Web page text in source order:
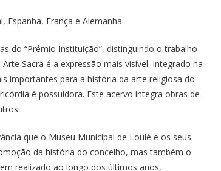
França e Alemanha.
do “Prémio Instituição”, distinguindo o trabalho
Sacra é a expressão mais visível. Integrado na
importantes para a história da arte religiosa do
é possuidora. Este acervo integra obras de
que o Museu Municipal de Loulé e os seus
da história do concelho, mas também o
realizado ao longo dos últimos anos,